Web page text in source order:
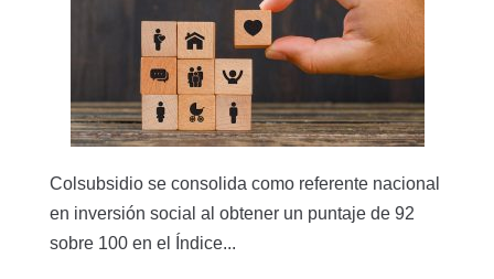
Colsubsidio se consolida como referente nacional
en inversión social al obtener un puntaje de 92
sobre 100 en el Índice...